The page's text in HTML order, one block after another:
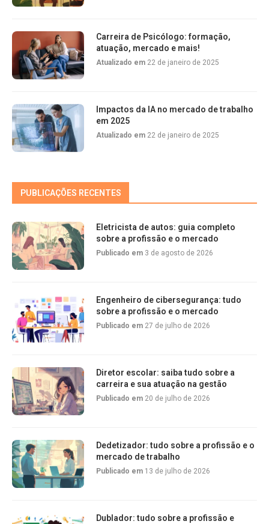
Carreira de Psicólogo: formação,
atuação, mercado e mais!
Atualizado em 22 de janeiro de 2025
Impactos da IA no mercado de trabalho
em 2025
Atualizado em 22 de janeiro de 2025
PUBLICAÇÕES RECENTES
Eletricista de autos: guia completo
sobre a profissão e o mercado
Publicado em 3 de agosto de 2026
Engenheiro de cibersegurança: tudo
sobre a profissão e o mercado
Publicado em 27 de julho de 2026
Diretor escolar: saiba tudo sobre a
carreira e sua atuação na gestão
Publicado em 20 de julho de 2026
Dedetizador: tudo sobre a profissão e o
mercado de trabalho
Publicado em 13 de julho de 2026
Dublador: tudo sobre a profissão e